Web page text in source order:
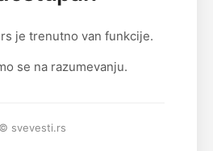
je trenutno van funkcije.
se na razumevanju.
© svevesti.rs